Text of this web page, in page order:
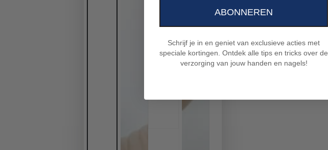
ABONNEREN
Schrijf je in en geniet van exclusieve acties met
speciale kortingen. Ontdek alle tips en tricks over de
verzorging van jouw handen en nagels!